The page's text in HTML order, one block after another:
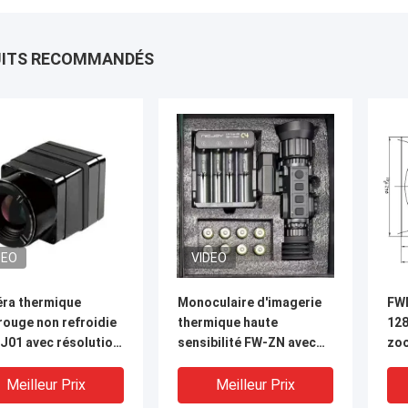
RECOMMANDÉS
thermique
non refroidie
avec résolution
et NETD ≤40 mK
détection
Meilleur Prix
VIDEO
Monoculaire d'imagerie
thermique haute
sensibilité FW-ZN avec
non refroidi et portée de
détection de 1000m
Meilleur Prix